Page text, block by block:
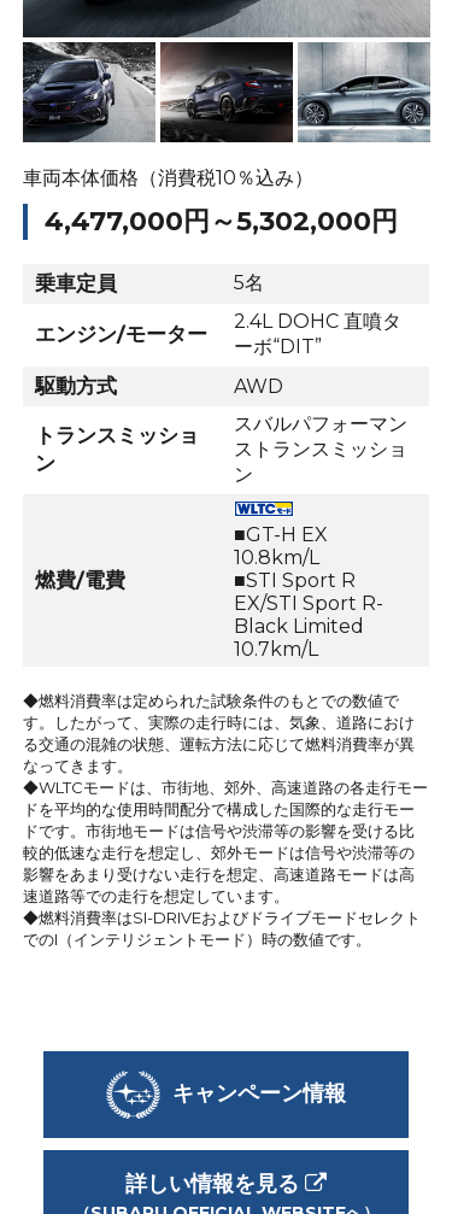
車両本体価格（消費税10％込み）
4,477,000円～5,302,000円
乗車定員 5名
エンジン/モーター
2.4L DOHC 直噴タ
ーボ“DIT”
駆動方式 AWD
トランスミッショ
ン
スバルパフォーマン
ストランスミッショ
ン
燃費/電費
■GT-H EX
10.8km/L
■STI Sport R
EX/STI Sport R-
Black Limited
10.7km/L
◆燃料消費率は定められた試験条件のもとでの数値で
す。したがって、実際の走行時には、気象、道路におけ
る交通の混雑の状態、運転方法に応じて燃料消費率が異
なってきます。
◆WLTCモードは、市街地、郊外、高速道路の各走行モー
ドを平均的な使用時間配分で構成した国際的な走行モー
ドです。市街地モードは信号や渋滞等の影響を受ける比
較的低速な走行を想定し、郊外モードは信号や渋滞等の
影響をあまり受けない走行を想定、高速道路モードは高
速道路等での走行を想定しています。
◆燃料消費率はSI-DRIVEおよびドライブモードセレクト
でのI（インテリジェントモード）時の数値です。
キャンペーン情報
詳しい情報を見る